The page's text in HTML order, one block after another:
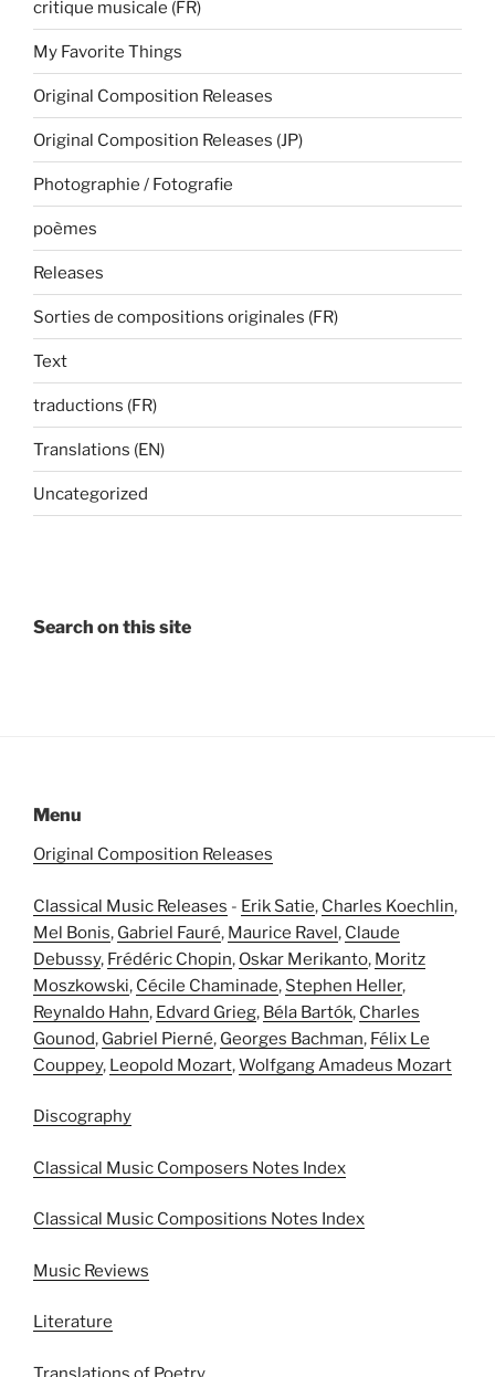
critique musicale (FR)
My Favorite Things
Original Composition Releases
Original Composition Releases (JP)
Photographie / Fotografie
poèmes
Releases
Sorties de compositions originales (FR)
Text
traductions (FR)
Translations (EN)
Uncategorized
Search on this site
Menu
Original Composition Releases
Classical Music Releases - Erik Satie, Charles Koechlin,
Mel Bonis, Gabriel Fauré, Maurice Ravel, Claude
Debussy, Frédéric Chopin, Oskar Merikanto, Moritz
Moszkowski, Cécile Chaminade, Stephen Heller,
Reynaldo Hahn, Edvard Grieg, Béla Bartók, Charles
Gounod, Gabriel Pierné, Georges Bachman, Félix Le
Couppey, Leopold Mozart,Wolfgang Amadeus Mozart
Discography
Classical Music Composers Notes Index
Classical Music Compositions Notes Index
Music Reviews
Literature